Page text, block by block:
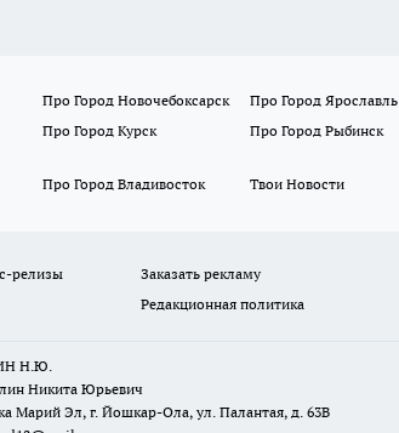
Про Город Новочебоксарск Про Город Ярославль
Про Город Курск Про Город Рыбинск
Про Город Владивосток Твои Новости
релизы Заказать рекламу
Редакционная политика
Н.Ю.
Никита Юрьевич
Марий Эл, г. Йошкар-Ола, ул. Палантая, д. 63В